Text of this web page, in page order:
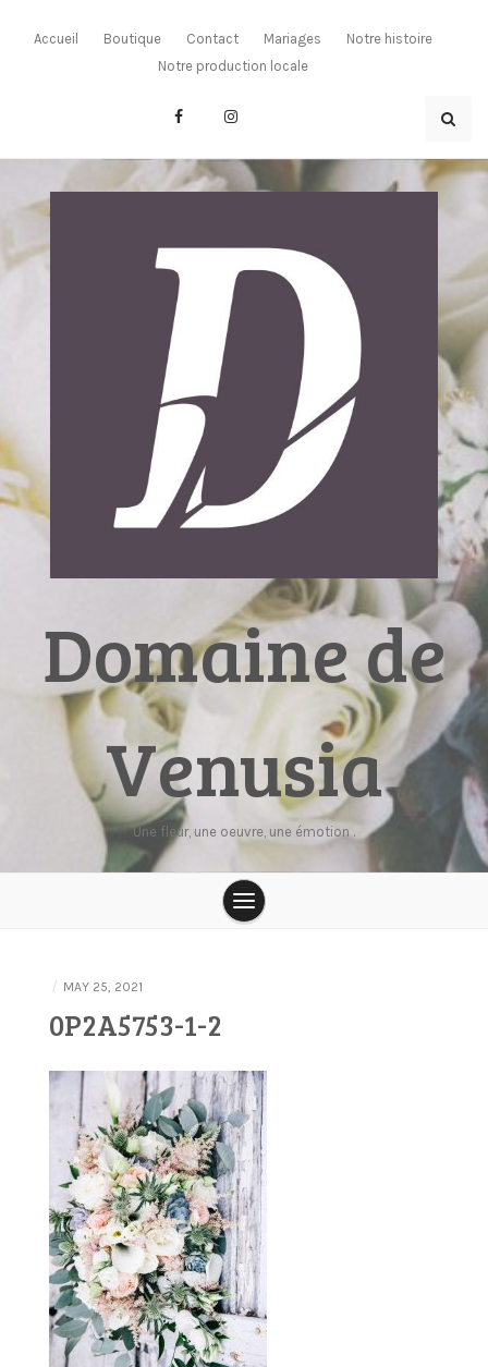
Accueil Boutique Contact Mariages
Notre histoire
Notre production locale
Domaine de
Venusia
Une fleur, une oeuvre, une émotion .
/ MAY 25, 2021
0P2A5753-1-2